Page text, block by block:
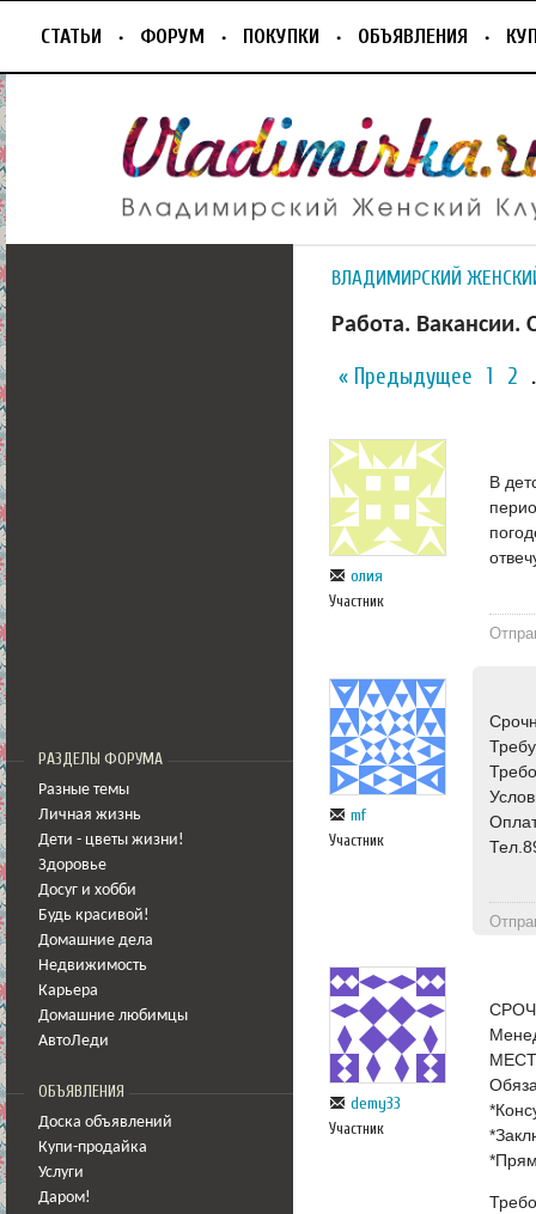
СТАТЬИ ФОРУМ ПОКУПКИ ОБЪЯВЛЕНИЯ
РАЗДЕЛЫ ФОРУМА
Разные темы
Личная жизнь
Дети - цветы жизни!
Здоровье
Досуг и хобби
Будь красивой!
Домашние дела
Недвижимость
Карьера
Домашние любимцы
АвтоЛеди
ОБЪЯВЛЕНИЯ
Доска объявлений
Купи-продайка
Услуги
Даром!
ВЛАДИМИРСКИЙ
Работа. Вакансии.
« Предыдущее 1 2
олия
Участник
В
mf
Участник
demy33
Участник